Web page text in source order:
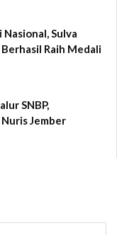
Sulva
Raih Medali
SNBP,
Jember